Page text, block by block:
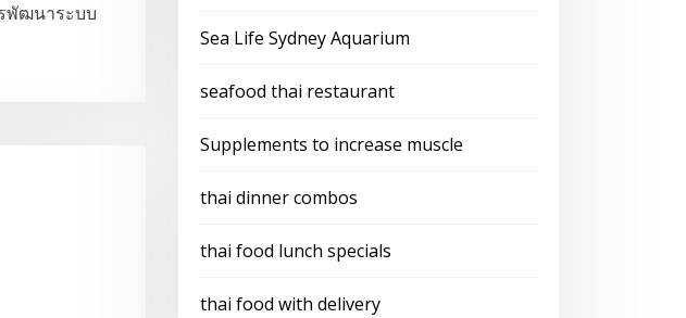
พัฒนาระบบ
Sea Life Sydney Aquarium
seafood thai restaurant
Supplements to increase muscle
thai dinner combos
thai food lunch specials
thai food with delivery